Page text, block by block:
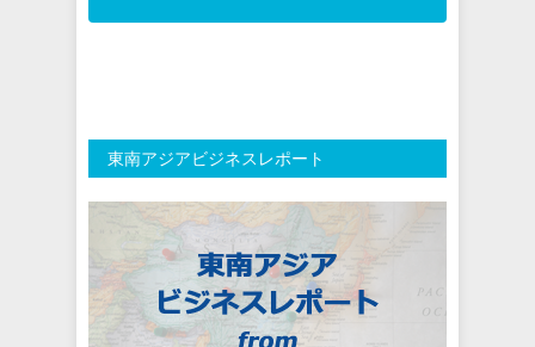
東南アジアビジネスレポート